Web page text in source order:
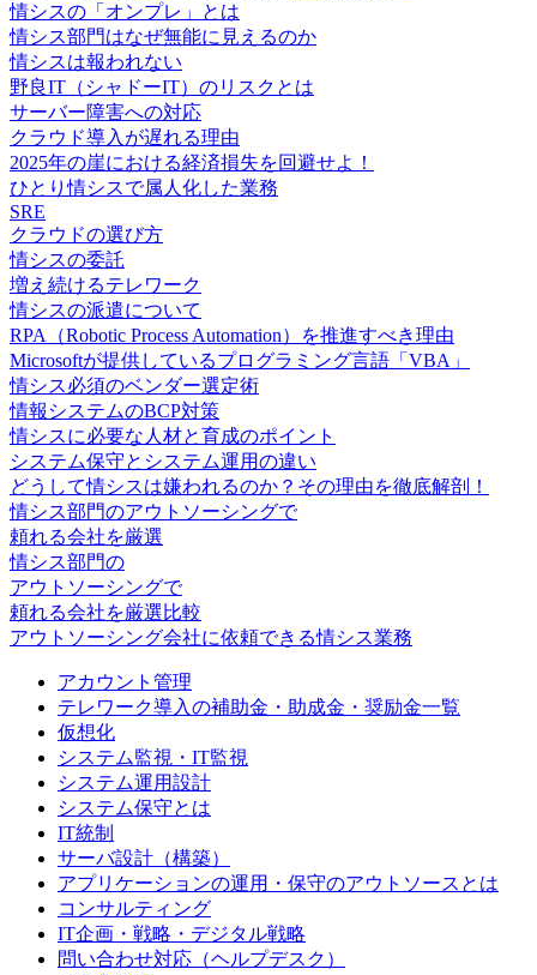
情シスの「オンプレ」とは
情シス部門はなぜ無能に見えるのか
情シスは報われない
野良IT（シャドーIT）のリスクとは
サーバー障害への対応
クラウド導入が遅れる理由
2025年の崖における経済損失を回避せよ！
ひとり情シスで属人化した業務
SRE
クラウドの選び方
情シスの委託
増え続けるテレワーク
情シスの派遣について
RPA（Robotic Process Automation）を推進すべき理由
Microsoftが提供しているプログラミング言語「VBA」
情シス必須のベンダー選定術
情報システムのBCP対策
情シスに必要な人材と育成のポイント
システム保守とシステム運用の違い
どうして情シスは嫌われるのか？その理由を徹底解剖！
情シス部門のアウトソーシングで
頼れる会社を厳選
情シス部門の
アウトソーシングで
頼れる会社を厳選比較
アウトソーシング会社に依頼できる情シス業務
アカウント管理
テレワーク導入の補助金・助成金・奨励金一覧
仮想化
システム監視・IT監視
システム運用設計
システム保守とは
IT統制
サーバ設計（構築）
アプリケーションの運用・保守のアウトソースとは
コンサルティング
IT企画・戦略・デジタル戦略
問い合わせ対応（ヘルプデスク）